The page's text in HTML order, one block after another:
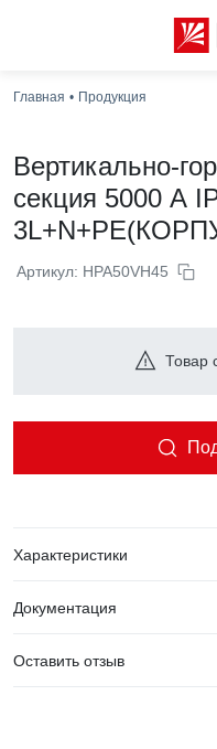
Главная Продукция
Вертикально-
секция 5000 А
Артикул: HPA50VH45
Товар
Характеристики
Документация
Оставить отзыв